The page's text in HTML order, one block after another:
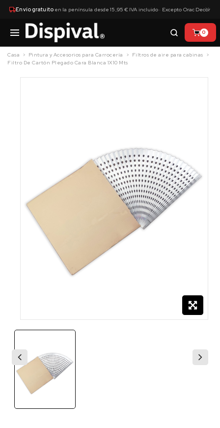
Envío gratuitoen la península desde 15,95 € IVA incluido · Excepto Orac Decor
×
0
Casa Pintura y Accesorios para Carrocería
Filtros de aire para cabinas
Filtro De Cartón Plegado Cara Blanca 1X10 Mts